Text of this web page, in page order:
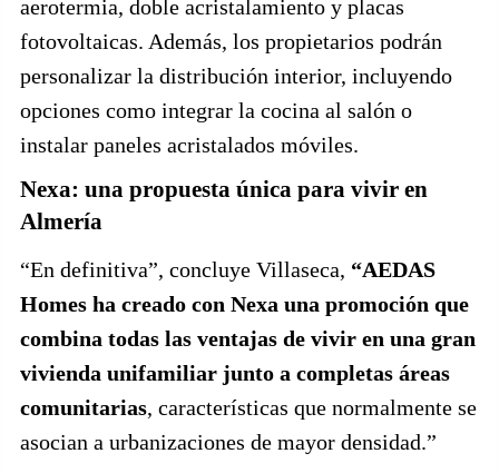
aerotermia, doble acristalamiento y placas
fotovoltaicas. Además, los propietarios podrán
personalizar la distribución interior, incluyendo
opciones como integrar la cocina al salón o
instalar paneles acristalados móviles.
Nexa: una propuesta única para vivir en
Almería
“En definitiva”, concluye Villaseca, “AEDAS
Homes ha creado con Nexa una promoción que
combina todas las ventajas de vivir en una gran
vivienda unifamiliar junto a completas áreas
comunitarias, características que normalmente se
asocian a urbanizaciones de mayor densidad.”